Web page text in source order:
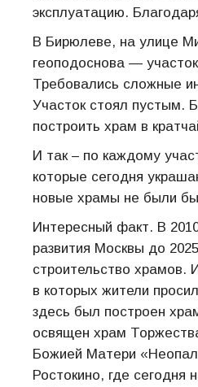
эксплуатацию.
В Бирюлеве, на улице
геоподоснова —
Требовались сложные
Участок стоял пустым.
построить храм в
И так – по каждому
которые сегодня
новые храмы не были
Интересный факт. В
развития Москвы до
строительство храмов.
в которых жители
здесь был построен
освящен храм
Божией Матери
Ростокино, где сегодня